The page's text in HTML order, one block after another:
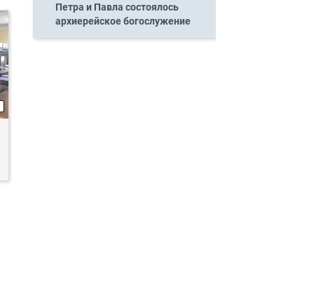
Петра и Павла состоялось
архиерейское богослужение